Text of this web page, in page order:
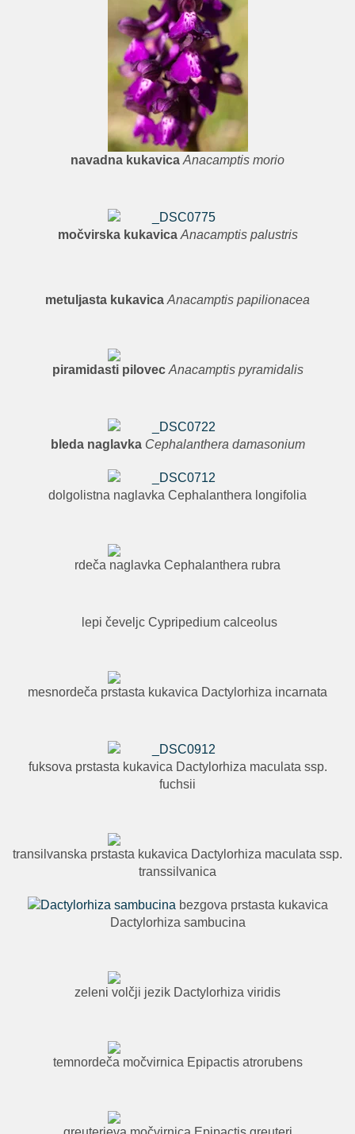
navadna kukavica Anacamptis morio
močvirska kukavica Anacamptis palustris
metuljasta kukavica Anacamptis papilionacea
piramidasti pilovec Anacamptis pyramidalis
bleda naglavka Cephalanthera damasonium
dolgolistna naglavka Cephalanthera longifolia
rdeča naglavka Cephalanthera rubra
lepi čeveljc Cypripedium calceolus
mesnordeča prstasta kukavica Dactylorhiza incarnata
fuksova prstasta kukavica Dactylorhiza maculata ssp.
fuchsii
transilvanska prstasta kukavica Dactylorhiza maculata ssp.
transsilvanica
bezgova prstasta kukavica
Dactylorhiza sambucina
zeleni volčji jezik Dactylorhiza viridis
temnordeča močvirnica Epipactis atrorubens